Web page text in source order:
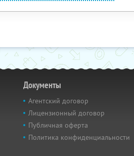
Документы
Агентский договор
Лицензионный договор
Публичная оферта
Политика конфиденциальности